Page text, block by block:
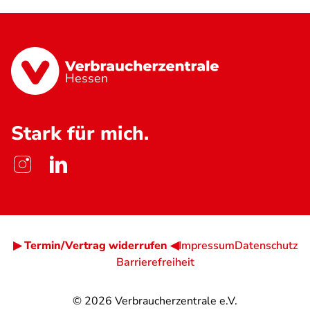
Hessen
Stark für mich.
© 2026 Verbraucherzentrale e.V.
▶ Termin/Vertrag widerrufen ◀ImpressumDatenschutz
Barrierefreiheit